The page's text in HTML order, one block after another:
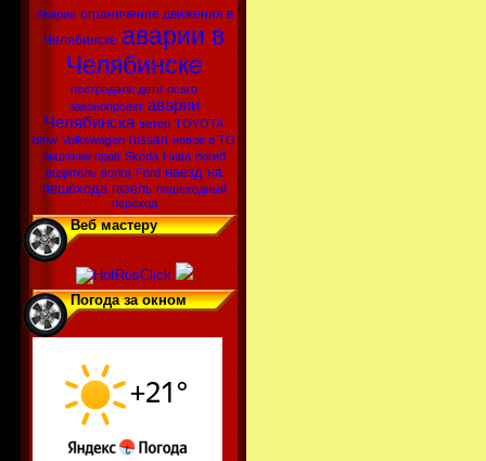
Аварии ограничение движения в
Челябинске аварии в
Челябинске
пострадали дети осаго
законопроект аварии
Челябинска ветер TOYOTA
bmw Volkswagen nissan новое в ТО
лишение прав Skoda Нива погиб
водитель волга Ford наезд на
пешехода газель пешеходный
переход
Веб мастеру
Погода за окном